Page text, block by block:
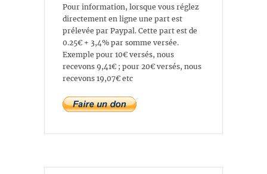
Pour information, lorsque vous réglez
directement en ligne une part est
prélevée par Paypal. Cette part est de
0.25€ + 3,4% par somme versée.
Exemple pour 10€ versés, nous
recevons 9,41€ ; pour 20€ versés, nous
recevons 19,07€ etc